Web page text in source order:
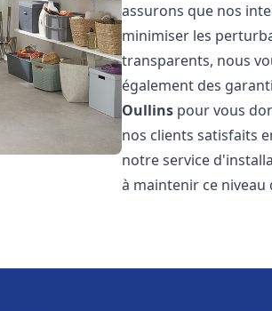
assurons que nos
minimiser les
transparents, nous
également des
Oullins pour vous
nos clients satisfaits
notre service
à maintenir ce